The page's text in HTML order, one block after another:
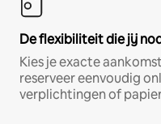
De flexibiliteit die jij
Kies je exacte
reserveer eenvoudig
verplichtingen of